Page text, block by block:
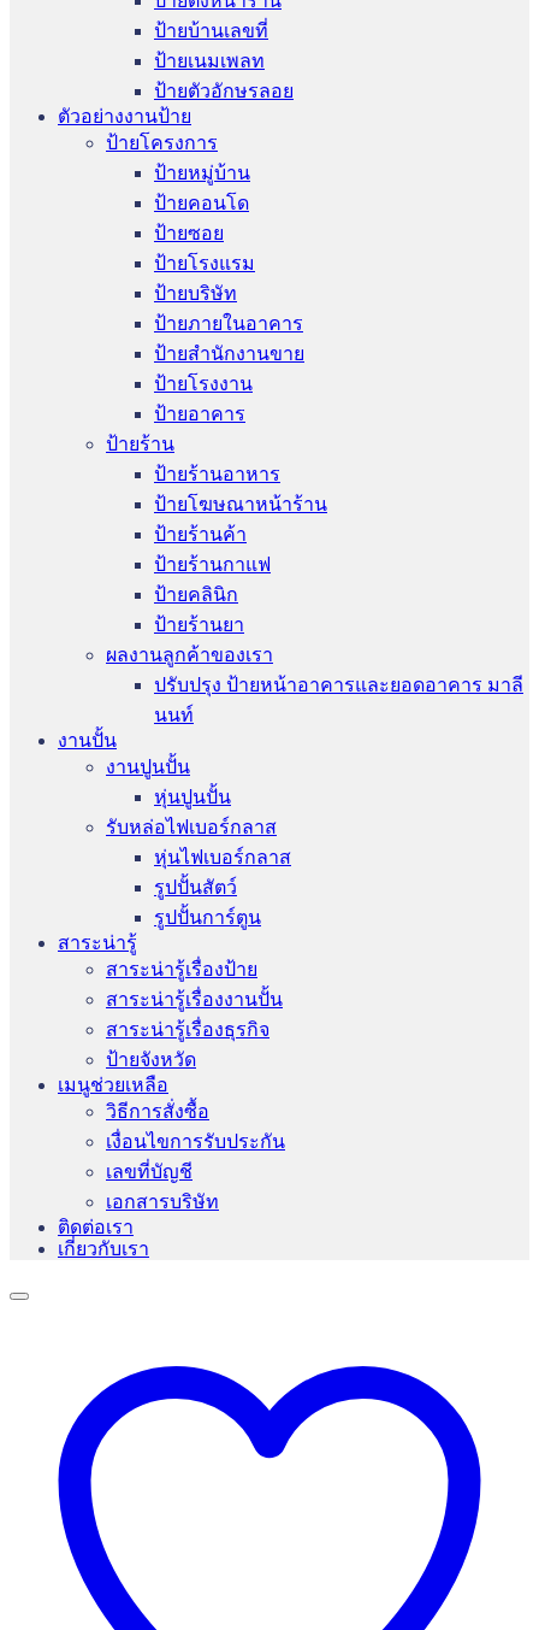
ป้ายบ้านเลขที่
ป้ายเนมเพลท
ป้ายตัวอักษรลอย
ตัวอย่างงานป้าย
ป้ายโครงการ
ป้ายหมู่บ้าน
ป้ายคอนโด
ป้ายซอย
ป้ายโรงแรม
ป้ายบริษัท
ป้ายภายในอาคาร
ป้ายสำนักงานขาย
ป้ายโรงงาน
ป้ายอาคาร
ป้ายร้าน
ป้ายร้านอาหาร
ป้ายโฆษณาหน้าร้าน
ป้ายร้านค้า
ป้ายร้านกาแฟ
ป้ายคลินิก
ป้ายร้านยา
ผลงานลูกค้าของเรา
ปรับปรุง ป้ายหน้าอาคารและยอดอาคาร มาลี
นนท์
งานปั้น
งานปูนปั้น
หุ่นปูนปั้น
รับหล่อไฟเบอร์กลาส
หุ่นไฟเบอร์กลาส
รูปปั้นสัตว์
รูปปั้นการ์ตูน
สาระน่ารู้
สาระน่ารู้เรื่องป้าย
สาระน่ารู้เรื่องงานปั้น
สาระน่ารู้เรื่องธุรกิจ
ป้ายจังหวัด
เมนูช่วยเหลือ
วิธีการสั่งซื้อ
เงื่อนไขการรับประกัน
เลขที่บัญชี
เอกสารบริษัท
ติดต่อเรา
เกี่ยวกับเรา